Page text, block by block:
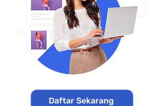
Daftar Sekarang